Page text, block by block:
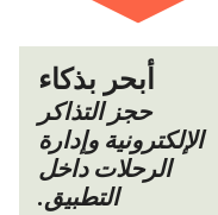
أبحر بذكاء
حجز التذاكر
الإلكترونية وإدارة
الرحلات داخل
التطبيق.